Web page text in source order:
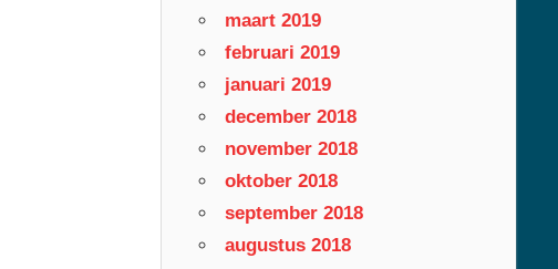
maart 2019
februari 2019
januari 2019
december 2018
november 2018
oktober 2018
september 2018
augustus 2018